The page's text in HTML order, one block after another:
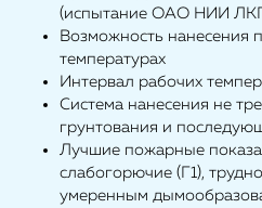
(испытание ОАО НИИ
Возможность нанесения
температурах
Интервал рабочих
Система нанесения не
грунтования и
Лучшие пожарные
слабогорючие (Г1),
умеренным